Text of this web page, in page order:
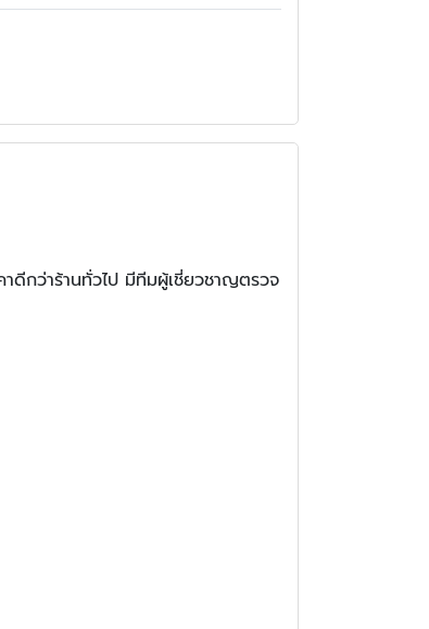
ดีกว่าร้านทั่วไป มีทีมผู้เชี่ยวชาญตรวจ